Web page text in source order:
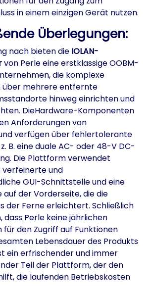
in einem einzigen Gerät nutzen.
Überlegungen:
nach bieten die IOLAN-
von Perle eine erstklassige OOBM-
die komplexe
über mehrere entfernte
hinweg einrichten und
DieHardware-Komponenten
Anforderungen von
verfügen über fehlertolerante
B. eine duale AC- oder 48-V DC-
Die Plattform verwendet
und
GUI-Schnittstelle und eine
auf der Vorderseite, die die
der Ferne erleichtert. Schließlich
dass Perle keine jährlichen
für den Zugriff auf Funktionen
Lebensdauer des Produkts
ein erfrischender und immer
Teil der Plattform, der den
die laufenden Betriebskosten